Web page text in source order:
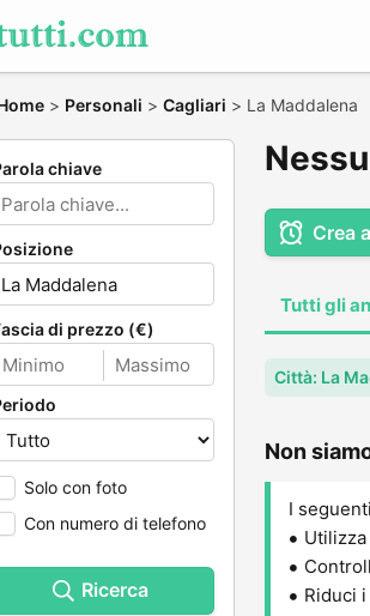
> Personali > Cagliari > La Maddalena
chiave
di prezzo (€)
Solo con foto
Con numero di telefono
Ricerca
Crea
Tutti gli
Città: La
Non
I
Riduci